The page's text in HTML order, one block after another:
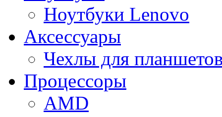
Ноутбуки Lenovo
Аксессуары
Чехлы для
Процессоры
AMD